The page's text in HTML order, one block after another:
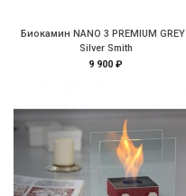
Биокамин NANO 3 PREMIUM GREY |
Silver Smith
9 900 ₽